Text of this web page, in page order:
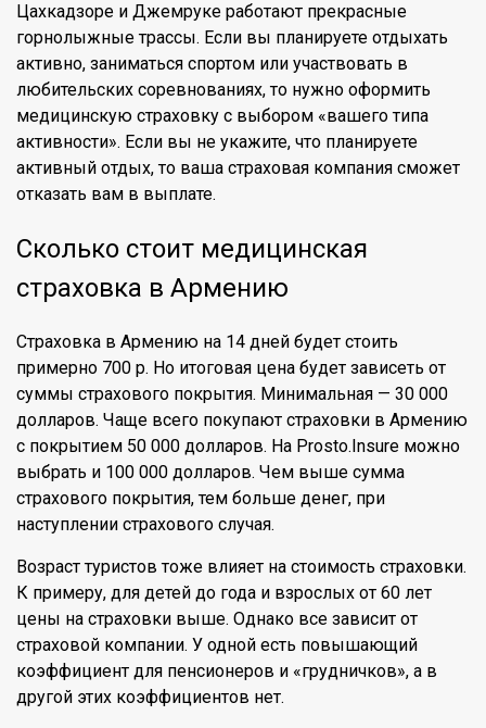
Цахкадзоре и Джемруке работают прекрасные
горнолыжные трассы. Если вы планируете отдыхать
активно, заниматься спортом или участвовать в
любительских соревнованиях, то нужно оформить
медицинскую страховку с выбором «вашего типа
активности». Если вы не укажите, что планируете
активный отдых, то ваша страховая компания сможет
отказать вам в выплате.
Сколько стоит медицинская
страховка в Армению
Страховка в Армению на 14 дней будет стоить
примерно 700 р. Но итоговая цена будет зависеть от
суммы страхового покрытия. Минимальная — 30 000
долларов. Чаще всего покупают страховки в Армению
с покрытием 50 000 долларов. На Prosto.Insure можно
выбрать и 100 000 долларов. Чем выше сумма
страхового покрытия, тем больше денег, при
наступлении страхового случая.
Возраст туристов тоже влияет на стоимость страховки.
К примеру, для детей до года и взрослых от 60 лет
цены на страховки выше. Однако все зависит от
страховой компании. У одной есть повышающий
коэффициент для пенсионеров и «грудничков», а в
другой этих коэффициентов нет.